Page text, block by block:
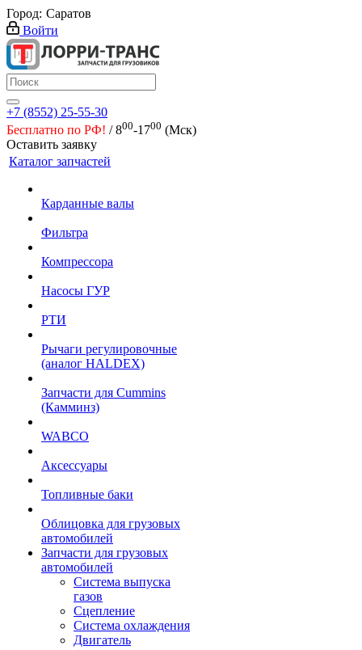
Город: Саратов
Войти
+7 (8552) 25-55-30
Бесплатно по РФ! / 800-1700 (Мск)
Оставить заявку
Каталог запчастей
Карданные валы
Фильтра
Компрессора
Насосы ГУР
РТИ
Рычаги регулировочные
(аналог HALDEX)
Запчасти для Cummins
(Камминз)
WABCO
Аксессуары
Топливные баки
Облицовка для грузовых
автомобилей
Запчасти для грузовых
автомобилей
Система выпуска
газов
Сцепление
Система охлаждения
Двигатель